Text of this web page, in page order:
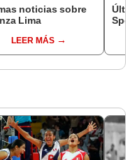
noticias sobre
Lima
LEER MÁS